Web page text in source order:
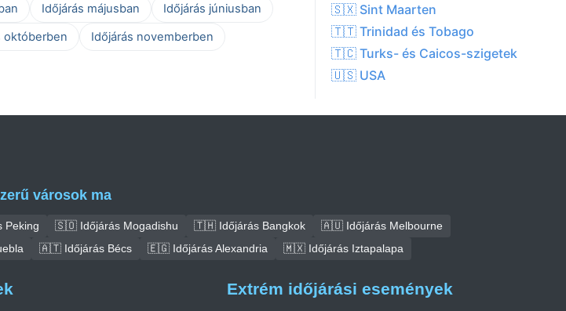
Időjárás májusban
Időjárás júniusban
októberben
Időjárás novemberben
🇸🇽 Sint Maarten
🇹🇹 Trinidad és Tobago
🇹🇨 Turks- és Caicos-szigetek
🇺🇸 USA
városok ma
🇸🇴 Időjárás Mogadishu 🇹🇭 Időjárás Bangkok
🇦🇺 Időjárás Melbourne
🇦🇹 Időjárás Bécs 🇪🇬 Időjárás Alexandria 🇲🇽 Időjárás Iztapalapa
Extrém időjárási események